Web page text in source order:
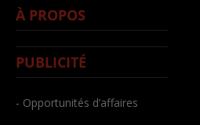
À PROPOS
PUBLICITÉ
- Opportunités d’affaires